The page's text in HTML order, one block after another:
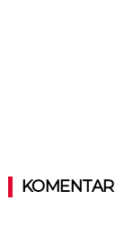
KOMENTAR